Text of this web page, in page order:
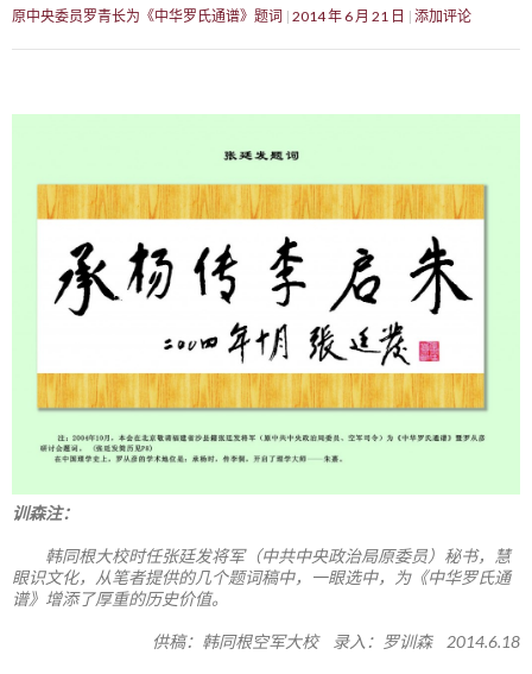
原中央委员罗青长为《中华罗氏通谱》题词 2014 年 6 月 21 日 添加评论
训森注：
韩同根大校时任张廷发将军（中共中央政治局原委员）秘书，慧
眼识文化，从笔者提供的几个题词稿中，一眼选中，为《中华罗氏通
谱》增添了厚重的历史价值。
供稿：韩同根空军大校 录入：罗训森 2014.6.18